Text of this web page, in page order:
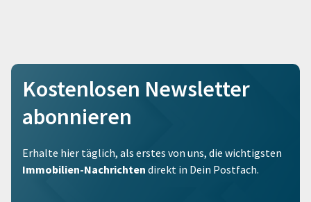
Kostenlosen Newsletter
abonnieren
Erhalte hier täglich, als erstes von uns, die wichtigsten
Immobilien-Nachrichten direkt in Dein Postfach.